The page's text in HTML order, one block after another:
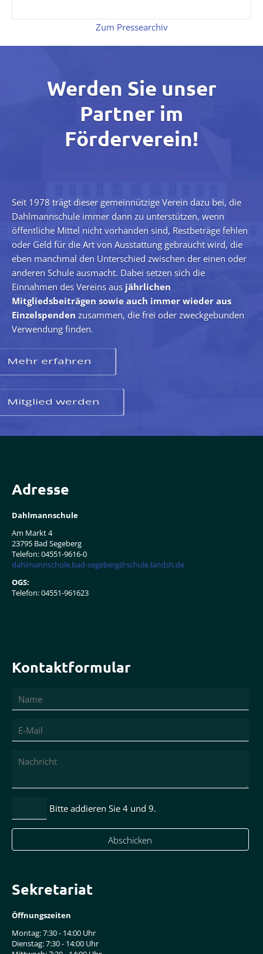
Zum Pressearchiv
Werden Sie unser
Partner im
Förderverein!
Seit 1978 trägt dieser gemeinnützige Verein dazu bei, die
Dahlmannschule immer dann zu unterstützen, wenn
öffentliche Mittel nicht vorhanden sind, Restbeträge fehlen
oder Geld für die Art von Ausstattung gebraucht wird, die
eben manchmal den Unterschied zwischen der einen oder
anderen Schule ausmacht. Dabei setzen sich die
Einnahmen des Vereins aus jährlichen
Mitgliedsbeiträgen sowie auch immer wieder aus
Einzelspenden zusammen, die frei oder zweckgebunden
Verwendung finden.
Mehr erfahren
Mitglied werden
Adresse
Dahlmannschule
Am Markt 4
23795 Bad Segeberg
Telefon: 04551-9616-0
dahlmannschule.bad-segeberg@schule.landsh.de
OGS:
Telefon: 04551-961623
Kontaktformular
Bitte addieren Sie 4 und 9.
Abschicken
Sekretariat
Öffnungszeiten
Montag: 7:30 - 14:00 Uhr
Dienstag: 7:30 - 14:00 Uhr